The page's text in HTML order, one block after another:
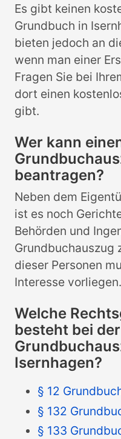
Es gibt keinen
Grundbuch in
bieten jedoch an
wenn man einer
Fragen Sie bei
dort einen
gibt.
Wer kann
beantragen?
Neben dem
ist es noch
Behörden und
Grundbuchauszug
dieser Personen
Interesse vorliegen.
Welche
besteht bei
Isernhagen?
§ 12
§ 132
§ 133